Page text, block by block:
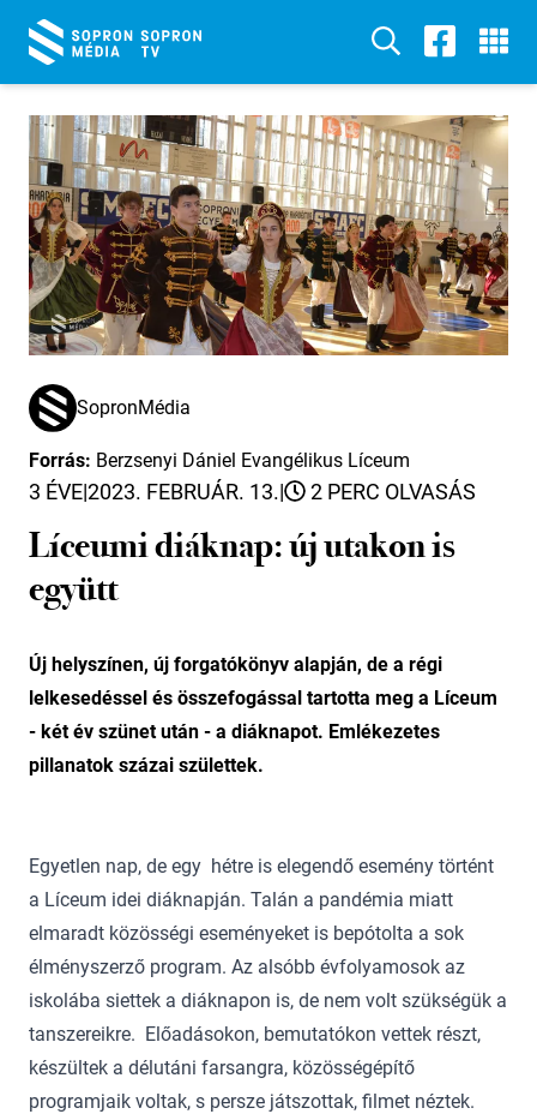
SopronMédia
Forrás: Berzsenyi Dániel Evangélikus Líceum
3 ÉVE|2023. FEBRUÁR. 13.| 2 PERC OLVASÁS
Líceumi diáknap: új utakon is
együtt
Új helyszínen, új forgatókönyv alapján, de a régi
lelkesedéssel és összefogással tartotta meg a Líceum
- két év szünet után - a diáknapot. Emlékezetes
pillanatok százai születtek.
Egyetlen nap, de egy hétre is elegendő esemény történt
a Líceum idei diáknapján. Talán a pandémia miatt
elmaradt közösségi eseményeket is bepótolta a sok
élményszerző program. Az alsóbb évfolyamosok az
iskolába siettek a diáknapon is, de nem volt szükségük a
tanszereikre. Előadásokon, bemutatókon vettek részt,
készültek a délutáni farsangra, közösségépítő
programjaik voltak, s persze játszottak, filmet néztek.